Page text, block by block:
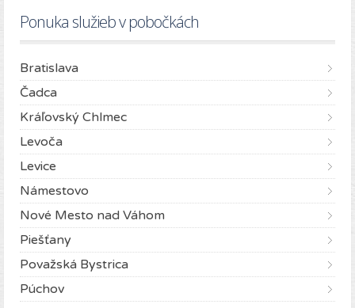
Ponuka služieb v pobočkách
Bratislava
Čadca
Kráľovský Chlmec
Levoča
Levice
Námestovo
Nové Mesto nad Váhom
Piešťany
Považská Bystrica
Púchov